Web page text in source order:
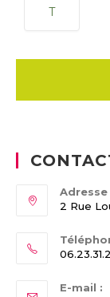
T
Adresse
2 Rue
E-mail :